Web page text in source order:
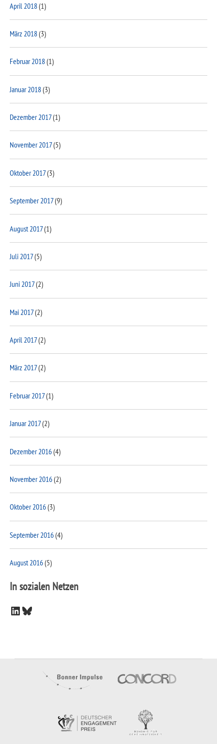
April 2018(1)
März 2018(3)
Februar 2018(1)
Januar 2018(3)
Dezember 2017(1)
November 2017(5)
Oktober 2017(3)
September 2017(9)
August 2017(1)
Juli 2017(5)
Juni 2017(2)
Mai 2017(2)
April 2017(2)
März 2017(2)
Februar 2017(1)
Januar 2017(2)
Dezember 2016(4)
November 2016(2)
Oktober 2016(3)
September 2016(4)
August 2016(5)
In sozialen Netzen
LinkedIn
Bluesky